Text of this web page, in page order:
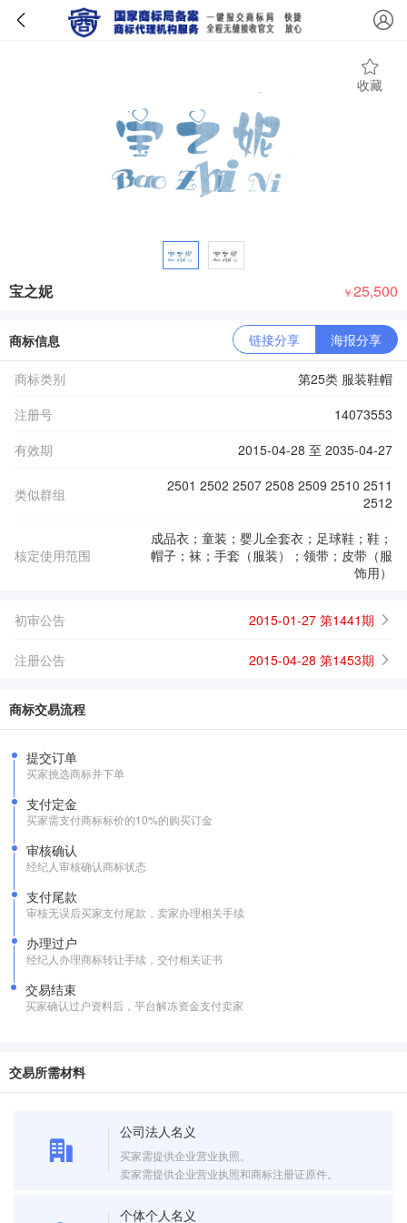
收藏
宝之妮 ￥25,500
商标信息 链接分享 海报分享
商标类别
第25类 服装鞋帽
注册号
14073553
有效期
2015-04-28 至 2035-04-27
类似群组
2501 2502 2507 2508 2509 2510 2511
2512
核定使用范围
成品衣；童装；婴儿全套衣；足球鞋；鞋；
帽子；袜；手套（服装）；领带；皮带（服
饰用）
初审公告 2015-01-27 第1441期
注册公告 2015-04-28 第1453期
商标交易流程
提交订单
买家挑选商标并下单
支付定金
买家需支付商标标价的10%的购买订金
审核确认
经纪人审核确认商标状态
支付尾款
审核无误后买家支付尾款，卖家办理相关手续
办理过户
经纪人办理商标转让手续，交付相关证书
交易结束
买家确认过户资料后，平台解冻资金支付卖家
交易所需材料
公司法人名义
买家需提供企业营业执照。
卖家需提供企业营业执照和商标注册证原件。
个体个人名义